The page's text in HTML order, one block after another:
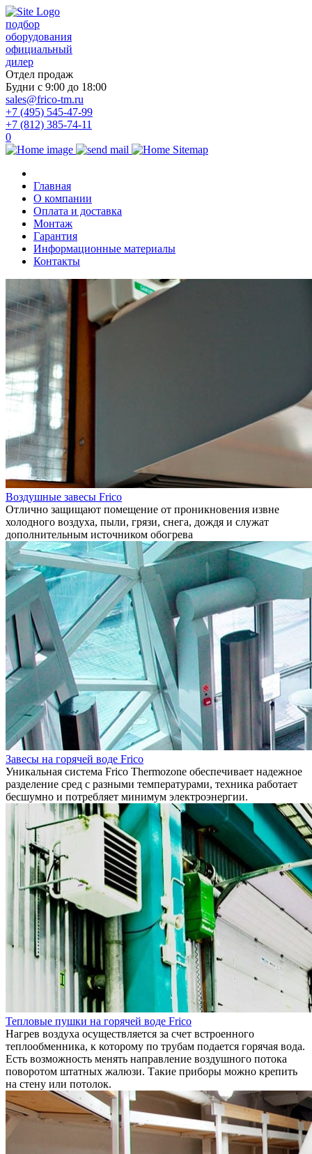
подбор
оборудования
официальный
дилер
Отдел продаж
Будни с 9:00 до 18:00
sales@frico-tm.ru
+7 (495) 545-47-99
+7 (812) 385-74-11
0
Главная
О компании
Оплата и доставка
Монтаж
Гарантия
Информационные материалы
Контакты
Воздушные завесы Frico
Отлично защищают помещение от проникновения извне
холодного воздуха, пыли, грязи, снега, дождя и служат
дополнительным источником обогрева
Завесы на горячей воде Frico
Уникальная система Frico Thermozone обеспечивает надежное
разделение сред с разными температурами, техника работает
бесшумно и потребляет минимум электроэнергии.
Тепловые пушки на горячей воде Frico
Нагрев воздуха осуществляется за счет встроенного
теплообменника, к которому по трубам подается горячая вода.
Есть возможность менять направление воздушного потока
поворотом штатных жалюзи. Такие приборы можно крепить
на стену или потолок.